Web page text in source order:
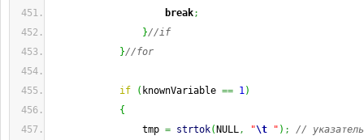
break;
}//if
}//for
if ( knownVariable == 1)
{
tmp = strtok( NULL, "\t " ) ;
//